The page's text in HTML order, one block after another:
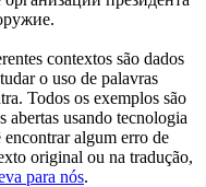
contextos são dados
o uso de palavras
Todos os exemplos são
abertas usando tecnologia
encontrar algum erro de
original ou na tradução,
para nós.